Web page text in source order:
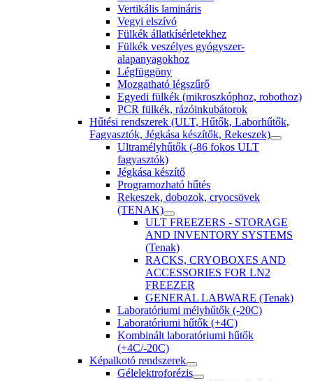
Vertikális lamináris
Vegyi elszívó
Fülkék állatkísérletekhez
Fülkék veszélyes gyógyszer-
alapanyagokhoz
Légfüggöny
Mozgatható légszűrő
Egyedi fülkék (mikroszkóphoz, robothoz)
PCR fülkék, rázóinkubátorok
Hűtési rendszerek (ULT, Hűtők, Laborhűtők,
Fagyasztók, Jégkása készítők, Rekeszek)
Ultramélyhűtők (-86 fokos ULT
fagyasztók)
Jégkása készítő
Programozható hűtés
Rekeszek, dobozok, cryocsövek
(TENAK)
ULT FREEZERS - STORAGE
AND INVENTORY SYSTEMS
(Tenak)
RACKS, CRYOBOXES AND
ACCESSORIES FOR LN2
FREEZER
GENERAL LABWARE (Tenak)
Laboratóriumi mélyhűtők (-20C)
Laboratóriumi hűtők (+4C)
Kombinált laboratóriumi hűtők
(+4C/-20C)
Képalkotó rendszerek
Gélelektroforézis